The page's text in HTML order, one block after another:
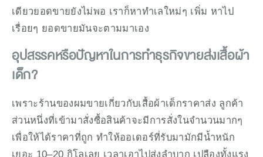
เดียวยอดขายยังไม่พอ เราก็หาทำเลใหม่ๆ เพิ่ม หาไป
เรื่อยๆ ยอดขายมันจะตามมาเอง
อุปสรรคหรือปัญหาในการทำธุรกิจขายส่งเสื้อผ้า
เด็ก?
เพราะร้านของผมขายเกี่ยวกับเสื้อผ้าเด็กราคาส่ง ลูกค้า
ส่วนหนึ่งที่เข้ามาสั่งซื้อสินค้าจะมีการสั่งในจำนวนมากๆ
เพื่อให้ได้ราคาที่ถูก ทำให้ออเดอร์ที่รับมามักมีน้ำหนัก
เยอะ 10–20 กิโลเลย เวลาเอาไปส่งลำบาก เปลืองทั้งแรง